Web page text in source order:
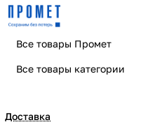
Все товары Промет
Все товары категории
Доставка